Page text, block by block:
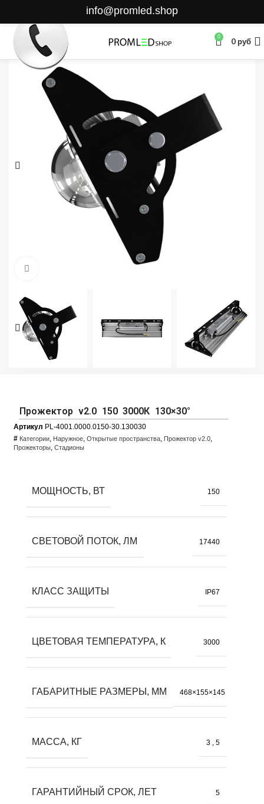
info@promled.shop
0 0руб
Прожектор v2.0 150 3000К 130×30°
Артикул PL-4001.0000.0150-30.130030
# Категории, Наружное, Открытые пространства, Прожектор v2.0,
Прожекторы, Стадионы
МОЩНОСТЬ, ВТ 150
СВЕТОВОЙ ПОТОК, ЛМ 17440
КЛАСС ЗАЩИТЫ IP67
ЦВЕТОВАЯ ТЕМПЕРАТУРА, К 3000
ГАБАРИТНЫЕ РАЗМЕРЫ, ММ 468×155×145
МАССА, КГ 3 , 5
ГАРАНТИЙНЫЙ СРОК, ЛЕТ 5